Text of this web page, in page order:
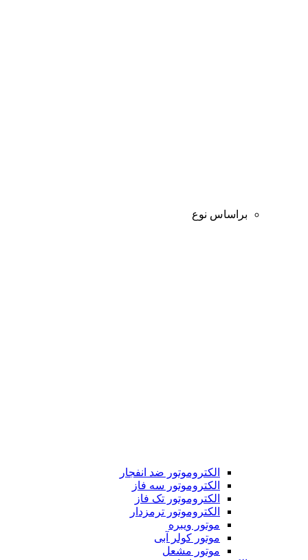
براساس نوع
الکتروموتور ضد انفجار
الکتروموتور سه فاز
الکتروموتور تک فاز
الکتروموتور ترمزدار
موتور ویبره
موتور کولر آبی
موتور مشعل